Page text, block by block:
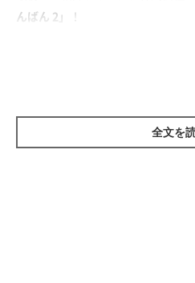
んばん 2」
！
全文を